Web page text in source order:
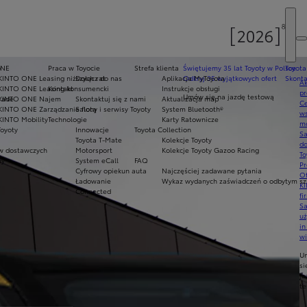
Świętujemy 35 lat Toyoty w Polsce
Odkryj 35 wyjątkowych ofert
Umów się na jazdę testową
Praca w Toyocie
Dołącz do nas
Kontakt
Skontaktuj się z nami
Salony i serwisy Toyoty
Technologie
Innowacje
Toyota T-Mate
Motorsport
System eCall
Cyfrowy opiekun auta
Ładowanie
Connected
ONE Leasing niższych rat
ONE Leasing konsumencki
ONE Najem
ONE Zarządzanie flotą
Mobility
dostawczych
Strefa klienta
Aplikacja MyToyota
Instrukcje obsługi
Aktualizacja map
System Bluetooth®
Karty Ratownicze
Toyota Collection
Kolekcje Toyoty
Kolekcje Toyoty Gazoo Racing
FAQ
Najczęściej zadawane pytania
Wykaz wydanych zaświadczeń o odbytym